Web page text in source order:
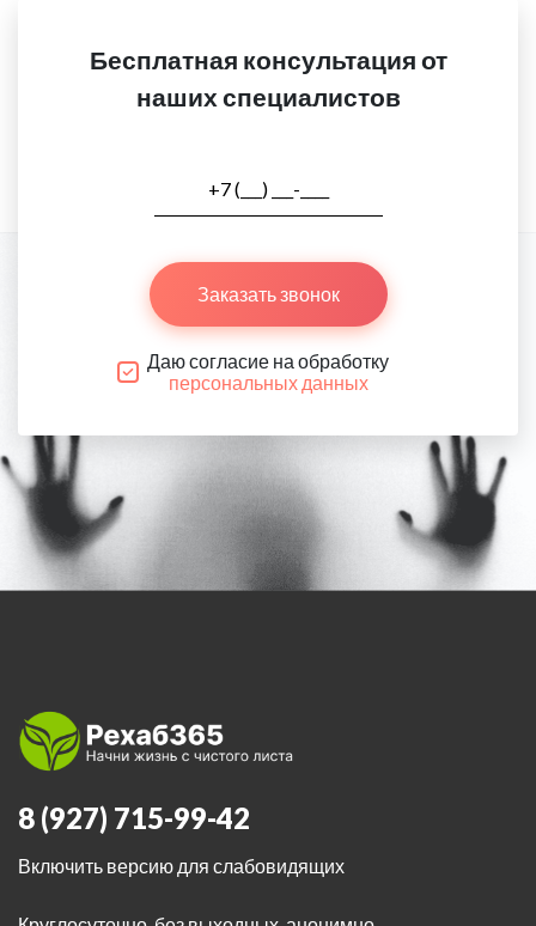
Бесплатная консультация от
наших специалистов
Заказать звонок
Даю согласие на обработку
персональных данных
8 (927) 715-99-42
Включить версию для слабовидящих